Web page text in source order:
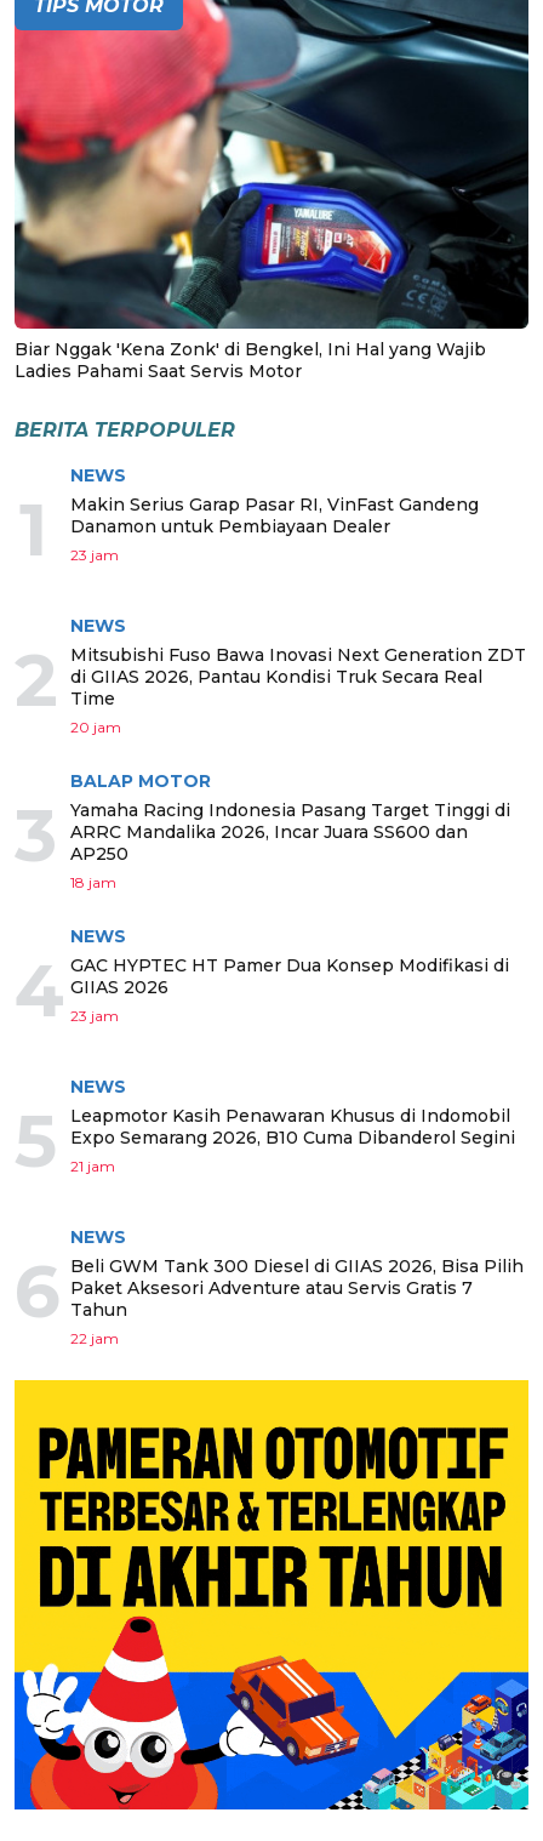
TIPS MOTOR
Biar Nggak 'Kena Zonk' di Bengkel, Ini Hal yang Wajib
Ladies Pahami Saat Servis Motor
BERITA TERPOPULER
1
NEWS
Makin Serius Garap Pasar RI, VinFast Gandeng
Danamon untuk Pembiayaan Dealer
23 jam
2
NEWS
Mitsubishi Fuso Bawa Inovasi Next Generation ZDT
di GIIAS 2026, Pantau Kondisi Truk Secara Real
Time
20 jam
3
BALAP MOTOR
Yamaha Racing Indonesia Pasang Target Tinggi di
ARRC Mandalika 2026, Incar Juara SS600 dan
AP250
18 jam
4
NEWS
GAC HYPTEC HT Pamer Dua Konsep Modifikasi di
GIIAS 2026
23 jam
5
NEWS
Leapmotor Kasih Penawaran Khusus di Indomobil
Expo Semarang 2026, B10 Cuma Dibanderol Segini
21 jam
6
NEWS
Beli GWM Tank 300 Diesel di GIIAS 2026, Bisa Pilih
Paket Aksesori Adventure atau Servis Gratis 7
Tahun
22 jam